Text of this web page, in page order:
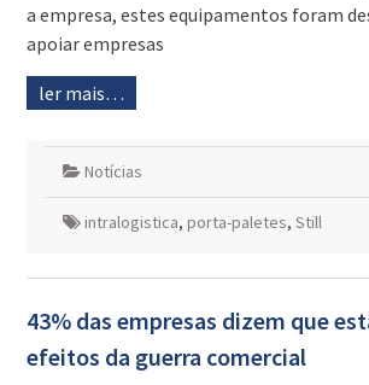
a empresa, estes equipamentos foram
apoiar empresas
ler mais…
Notícias
intralogistica, porta-paletes, Still
43% das empresas dizem que
efeitos da guerra comercial